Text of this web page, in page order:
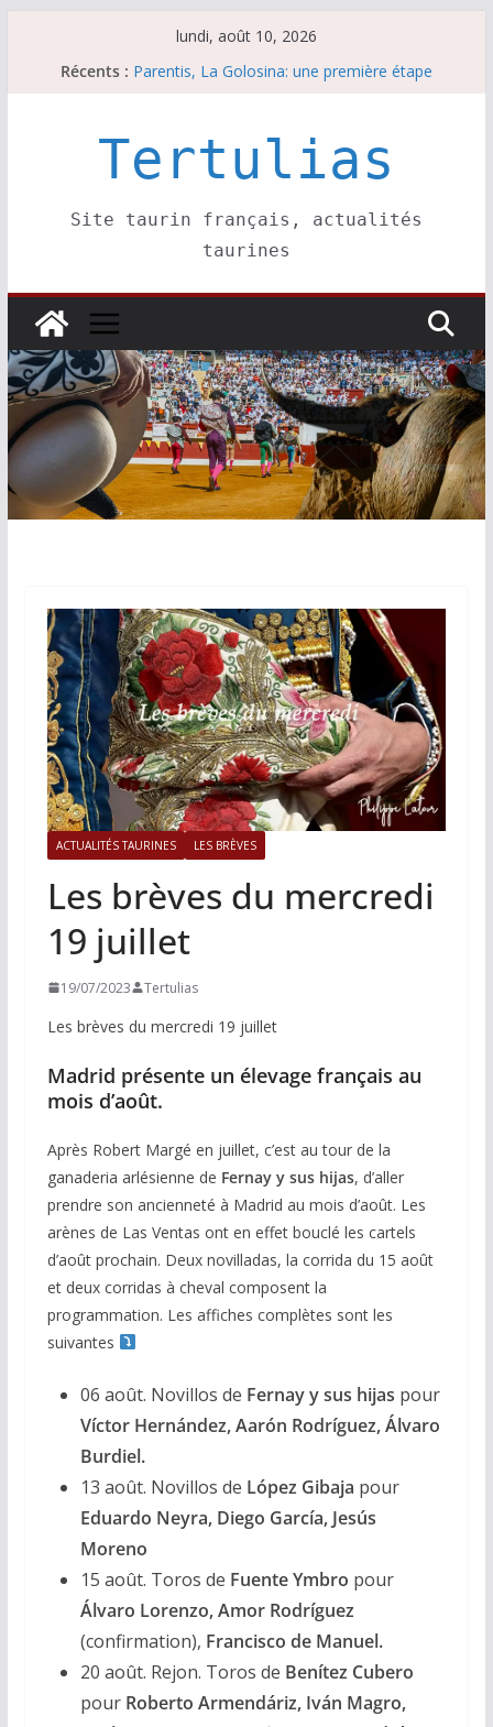
lundi, août 10, 2026
Récents :
Coup de foudre à Soustons
Parentis, La Golosina: une première étape
Les brèves du dimanche 9 août
Tertulias
Site taurin français, actualités
taurines
ACTUALITÉS TAURINES LES BRÈVES
Les brèves du mercredi
19 juillet
19/07/2023 Tertulias
Les brèves du mercredi 19 juillet
Madrid présente un élevage français au
mois d’août.
Après Robert Margé en juillet, c’est au tour de la
ganaderia arlésienne de Fernay y sus hijas, d’aller
prendre son ancienneté à Madrid au mois d’août. Les
arènes de Las Ventas ont en effet bouclé les cartels
d’août prochain. Deux novilladas, la corrida du 15 août
et deux corridas à cheval composent la
programmation. Les affiches complètes sont les
suivantes
06 août. Novillos de Fernay y sus hijas pour
Víctor Hernández, Aarón Rodríguez, Álvaro
Burdiel.
13 août. Novillos de López Gibaja pour
Eduardo Neyra, Diego García, Jesús
Moreno
15 août. Toros de Fuente Ymbro pour
Álvaro Lorenzo, Amor Rodríguez
(confirmation), Francisco de Manuel.
20 août. Rejon. Toros de Benítez Cubero
pour Roberto Armendáriz, Iván Magro,